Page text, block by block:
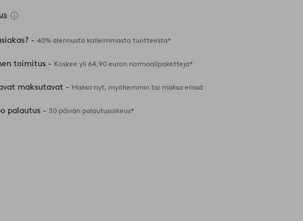
-40% alennusta kalleimmasta tuotteesta*
toimitus - Koskee yli 64,90 euron normaalipaketteja*
maksutavat - Maksa nyt, myöhemmin tai maksa erissä
palautus -30 päivän palautusoikeus*